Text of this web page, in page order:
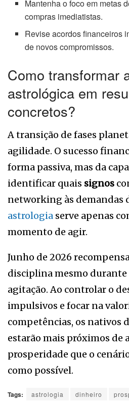
Mantenha o foco em metas
compras imediatistas.
Revise acordos financeiros
de novos compromissos.
Como transformar
astrológica em
concretos?
A transição de fases
agilidade. O sucesso
forma passiva, mas da
identificar quais signos
networking às demandas
astrologia serve apenas
momento de agir.
Junho de 2026
disciplina mesmo durante
agitação. Ao controlar o
impulsivos e focar na
competências, os nativos
estarão mais próximos de
prosperidade que o
como possível.
Tags: astrologia dinheiro